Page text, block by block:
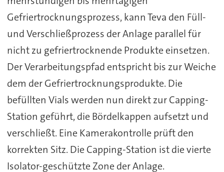
Gefriertrocknungsprozess, kann Teva den Füll-
und Verschließprozess der Anlage parallel für
nicht zu gefriertrocknende Produkte einsetzen.
Der Verarbeitungspfad entspricht bis zur Weiche
dem der Gefriertrocknungsprodukte. Die
befüllten Vials werden nun direkt zur Capping-
Station geführt, die Bördelkappen aufsetzt und
verschließt. Eine Kamerakontrolle prüft den
korrekten Sitz. Die Capping-Station ist die vierte
Isolator-geschützte Zone der Anlage.